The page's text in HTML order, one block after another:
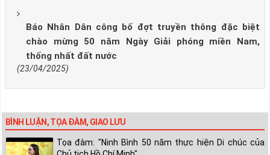
Báo Nhân Dân công bố đợt truyền thông đặc biệt
chào mừng 50 năm Ngày Giải phóng miền Nam,
thống nhất đất nước
(23/04/2025)
BÌNH LUẬN, TỌA ĐÀM, GIAO LƯU
Tọa đàm: "Ninh Bình 50 năm thực hiện Di chúc của